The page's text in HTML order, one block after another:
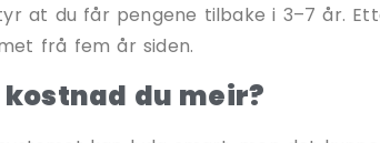
at du får pengene tilbake i 3–7 år.
frå fem år siden.
du meir?